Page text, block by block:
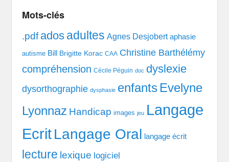
Mots-clés
.pdf ados adultes Agnes Desjobert aphasie
autisme Bill Brigitte Korac CAA Christine Barthélémy
compréhension Cécile Péguin doc dyslexie
dysorthographie dysphasie enfants Evelyne
Lyonnaz Handicap images jeu Langage
EcritLangage Oral langage écrit
lecture lexique logiciel